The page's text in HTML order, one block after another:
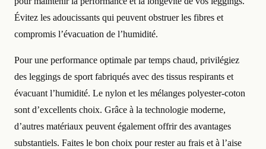
Évitez les adoucissants qui peuvent obstruer les fibres et
compromis l’évacuation de l’humidité.
Pour une performance optimale par temps chaud, privilégiez
des leggings de sport fabriqués avec des tissus respirants et
évacuant l’humidité. Le nylon et les mélanges polyester-coton
sont d’excellents choix. Grâce à la technologie moderne,
d’autres matériaux peuvent également offrir des avantages
substantiels. Faites le bon choix pour rester au frais et à l’aise